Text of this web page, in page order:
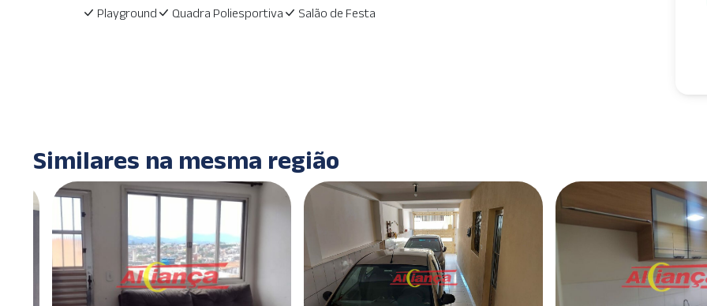
Playground Quadra Poliesportiva Salão de Festa
Similares na mesma região